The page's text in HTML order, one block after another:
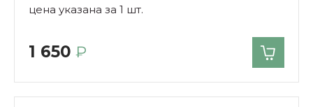
цена указана за 1 шт.
1 650 ₽